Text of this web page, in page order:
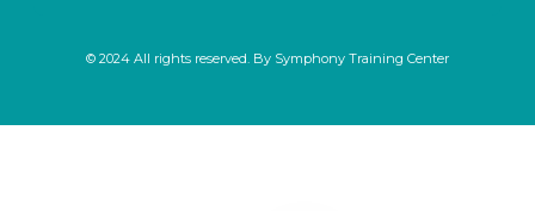
© 2024 All rights reserved. By Symphony Training Center